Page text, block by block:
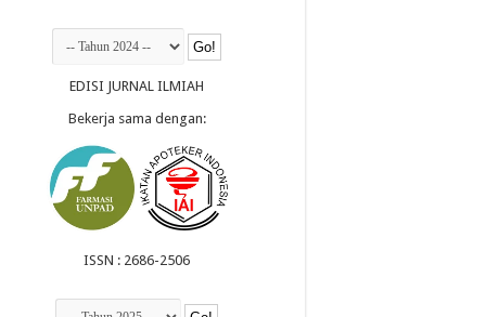
EDISI JURNAL ILMIAH
Bekerja sama dengan:
ISSN : 2686-2506